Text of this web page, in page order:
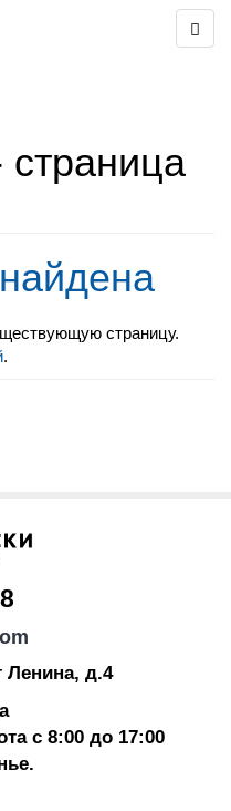
страницу.
.
Ленина, д.4
с 8:00 до 17:00